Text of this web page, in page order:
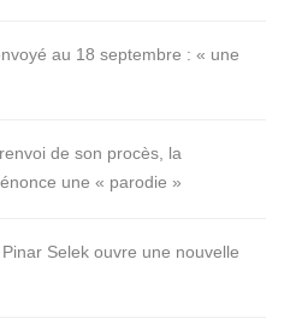
au 18 septembre : « une
de son procès, la
une « parodie »
Selek ouvre une nouvelle